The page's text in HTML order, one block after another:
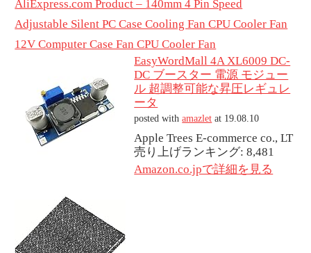
AliExpress.com Product – 140mm 4 Pin Speed
Adjustable Silent PC Case Cooling Fan CPU Cooler Fan
12V Computer Case Fan CPU Cooler Fan
EasyWordMall 4A XL6009 DC-
DC ブースター 電源 モジュー
ル 超調整可能な昇圧レギュレ
ータ
posted withamazlet at 19.08.10
Apple Trees E-commerce co., LT
売り上げランキング: 8,481
Amazon.co.jpで詳細を見る